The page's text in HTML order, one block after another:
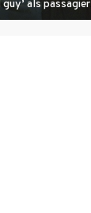
als
de stad door